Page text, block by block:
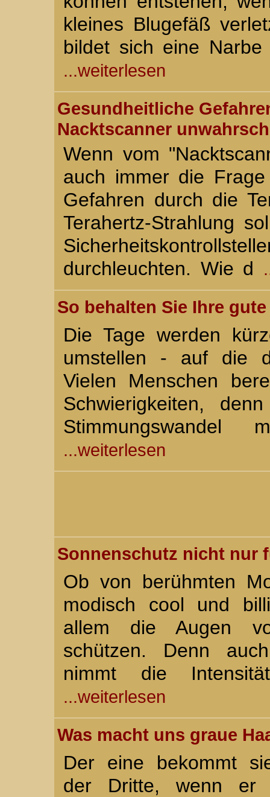
kleines Blugefäß
bildet sich eine
...weiterlesen
Gesundheitliche
Nacktscanner
Wenn vom
auch immer die
Gefahren durch die
Terahertz-Strahlung
durchleuchten. Wie d
So behalten Sie Ihre
Die Tage werden
umstellen - auf die
Vielen Menschen
Schwierigkeiten,
...weiterlesen
Sonnenschutz nicht nur
Ob von berühmten
modisch cool und
allem die Augen
schützen. Denn
nimmt die
...weiterlesen
Was macht uns graue
Der eine bekommt
der Dritte, wenn er